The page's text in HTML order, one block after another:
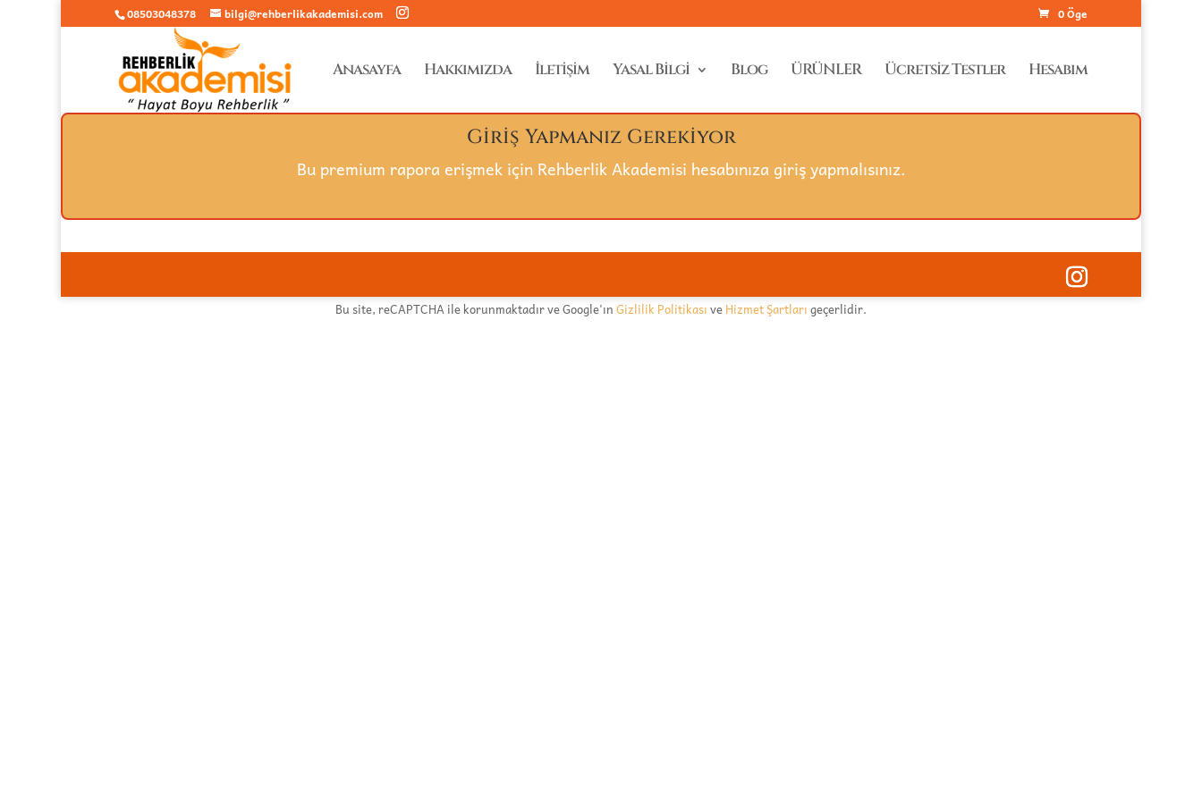
08503048378 bilgi@rehberlikakademisi.com 0 Öge
Anasayfa Hakkımızda İletişim Yasal Bilgi Blog ÜRÜNLER Ücretsiz Testler Hesabım
Giriş Yapmanız Gerekiyor
Bu premium rapora erişmek için Rehberlik Akademisi hesabınıza giriş yapmalısınız.
Bu site, reCAPTCHA ile korunmaktadır ve Google'ınGizlilik PolitikasıveHizmet Şartlarıgeçerlidir.